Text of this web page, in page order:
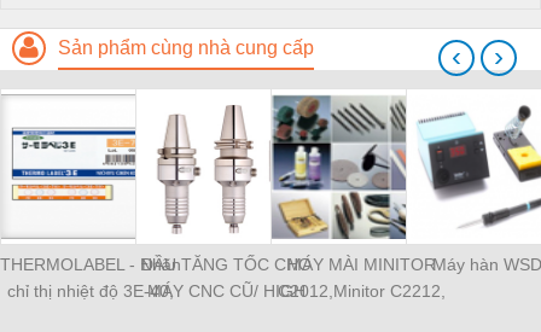
Sản phẩm cùng nhà cung cấp
THERMOLABEL - Nhãn
chỉ thị nhiệt độ 3E-40,
ĐẦU TĂNG TỐC CHO
MÁY CNC CŨ/ HIGH
MÁY MÀI MINITOR
C2012,Minitor C2212,
Máy hàn
‹ ›